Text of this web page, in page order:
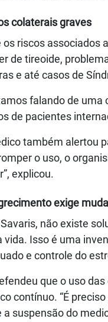
colaterais graves
os riscos associados
de tireoide,
e até casos de
falando de uma
de pacientes
também alertou
o uso, o
explicou.
exige
não existe
vida. Isso é uma
e controle do
que o uso
contínuo. “É
a suspensão do